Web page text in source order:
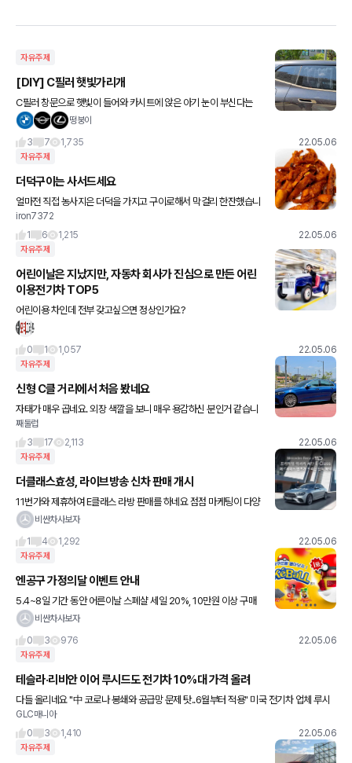
자유주제
[DIY] C필러 햇빛가리개
C필러 창문으로 햇빛이 들어와 카시트에 앉은 아기 눈이 부신다는
민원이 있었습니다. 뒷자리는 보시다시피 차양막을 설치 했는데 C필
떵붕이
3
7 1,735 22.05.06
자유주제
더덕구이는 사서드세요
얼마전 직접 농사지은 더덕을 가지고 구이로해서 막걸리 한잔했습니
다 문제는 한사발 남짓되는 더덕을 까는데 1시간이 걸리더군요 ㅠㅠ
사서 드세요 ㅎ
iron7372
1
6 1,215 22.05.06
자유주제
어린이날은 지났지만, 자동차 회사가 진심으로 만든 어린
이용전기차 TOP5
어린이용 차인데 전부 갖고싶으면 정상인가요?
0 1 1,057 22.05.06
자유주제
신형 C클 거리에서 처음 봤네요
자태가 매우 곱네요. 외장 색깔을 보니 매우 용감하신 분인거 같습니
다. 할인 거의 없이 6800주고 D세그먼트 사시는 분이니까 원래 용
감하신거 같긴한데..
째둘럽
3
17 2,113 22.05.06
자유주제
더클래스효성, 라이브방송 신차 판매 개시
11번가와 제휴하여 E클래스 라방 판매를 하네요 점점 마케팅이 다양
해지는 요즘입니다
비싼차사보자
1
4 1,292 22.05.06
자유주제
엔공구 가정의달 이벤트 안내
5.4~8일 기간 동안 어른이날 스폐샬 세일 20%, 10만원 이상 구매
시 포켓볼 뽑기 증정 이벤트입니다
비싼차사보자
0
3 976 22.05.06
자유주제
테슬라·리비안 이어 루시드도 전기차 10%대 가격 올려
다들 올리네요 "中 코로나 봉쇄와 공급망 문제 탓..6월부터 적용" 미국 전기차 업체 루시
드는 5일(현지시간) 원자재 가격 상승 등을 반영해 다음 달부터 전기차 가격을 11∼13%
인상한다고 발
GLC매니아
0
3 1,410 22.05.06
자유주제